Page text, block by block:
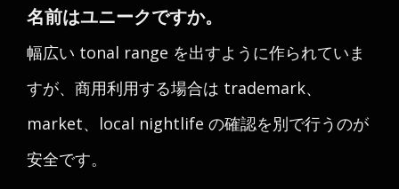
名前はユニークですか。
幅広い tonal range を出すように作られていま
すが、商用利用する場合は trademark、
market、local nightlife の確認を別で行うのが
安全です。